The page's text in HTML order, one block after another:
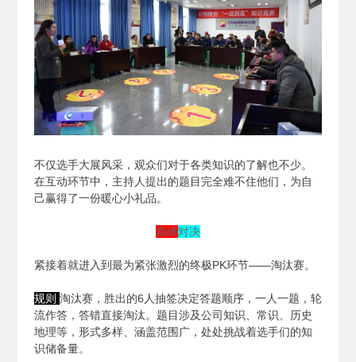
不仅选手大展风采，观众们对于各类知识的了解也不少。
在互动环节中，主持人提出的题目完全难不住他们，为自
己赢得了一份暖心小礼品。
巅峰对决
紧接着就进入到最为紧张激烈的终极PK环节——淘汰赛。
规则 淘汰赛，胜出的6人抽签决定答题顺序，一人一题，轮
流作答，答错直接淘汰。题目涉及公司知识、常识、历史
地理等，形式多样、涵盖范围广，处处挑战着选手们的知
识储备量。